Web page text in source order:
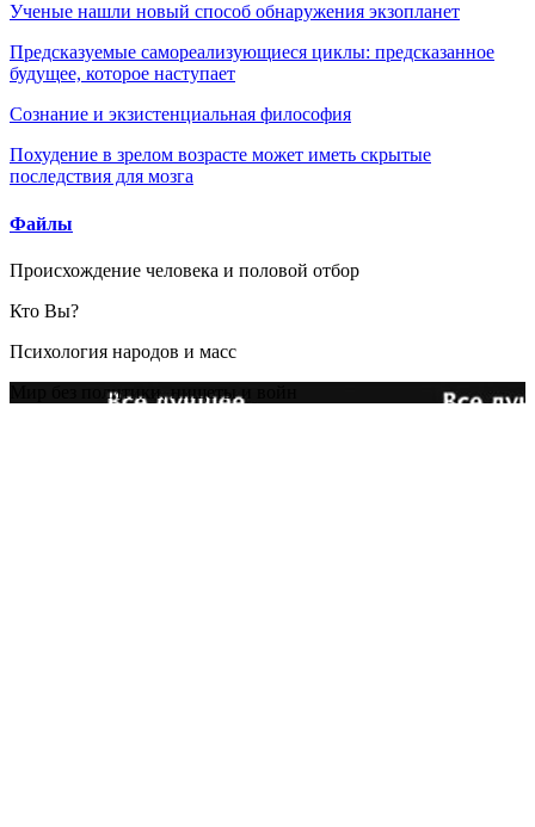
Ученые нашли новый способ обнаружения экзопланет
Предсказуемые самореализующиеся циклы: предсказанное
будущее, которое наступает
Сознание и экзистенциальная философия
Похудение в зрелом возрасте может иметь скрытые
последствия для мозга
Файлы
Происхождение человека и половой отбор
Кто Вы?
Психология народов и масс
Мир без политики, нищеты и войн